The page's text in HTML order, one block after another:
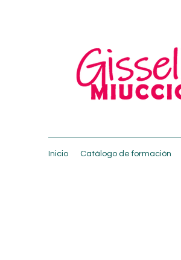
Inicio Catálogo de formación